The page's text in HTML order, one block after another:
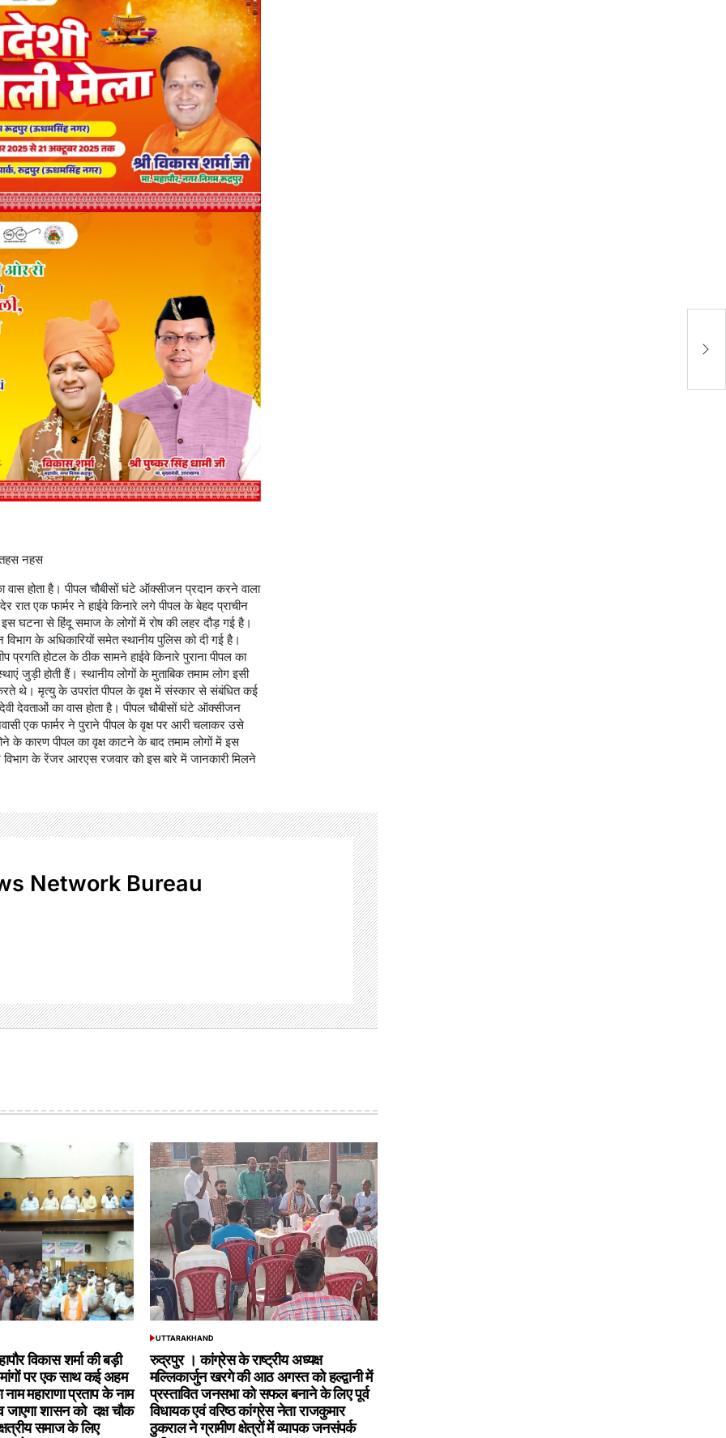
तहस नहस
वास होता है। पीपल चौबीसों घंटे ऑक्सीजन प्रदान करने वाला
रात एक फार्मर ने हाईवे किनारे लगे पीपल के बेहद प्राचीन
घटना से हिंदू समाज के लोगों में रोष की लहर दौड़ गई है।
के अधिकारियों समेत स्थानीय पुलिस को दी गई है।
प्रगति होटल के ठीक सामने हाईवे किनारे पुराना पीपल का
जुड़ी होती हैं। स्थानीय लोगों के मुताबिक तमाम लोग इसी
थे। मृत्यु के उपरांत पीपल के वृक्ष में संस्कार से संबंधित कई
देवताओं का वास होता है। पीपल चौबीसों घंटे ऑक्सीजन
एक फार्मर ने पुराने पीपल के वृक्ष पर आरी चलाकर उसे
कारण पीपल का वृक्ष काटने के बाद तमाम लोगों में इस
के रेंजर आरएस रजवार को इस बारे में जानकारी मिलने
Network Bureau
विकास शर्मा की बड़ी
पर एक साथ कई अहम
महाराणा प्रताप के नाम
जाएगा शासन को दक्ष चौक
समाज के लिए
POSTED
UTTARAKHAND
रुद्रपुर । कांग्रेस के राष्ट्रीय अध्यक्ष
मल्लिकार्जुन खरगे की आठ अगस्त को हल्द्वानी में
प्रस्तावित जनसभा को सफल बनाने के लिए पूर्व
विधायक एवं वरिष्ठ कांग्रेस नेता राजकुमार
ठुकराल ने ग्रामीण क्षेत्रों में व्यापक जनसंपर्क